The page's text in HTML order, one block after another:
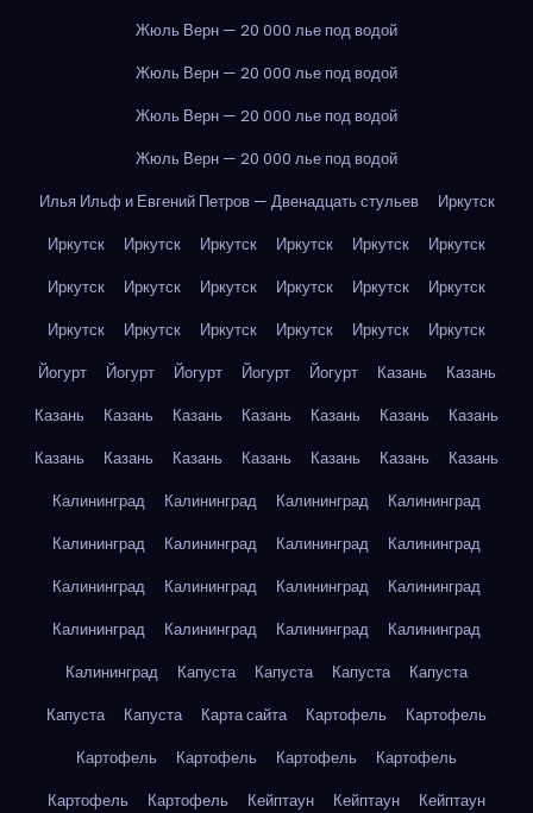
Жюль Верн — 20 000 лье под водой
Жюль Верн — 20 000 лье под водой
Жюль Верн — 20 000 лье под водой
Жюль Верн — 20 000 лье под водой
Илья Ильф и Евгений Петров — Двенадцать стульев
Иркутск
Иркутск
Иркутск Иркутск Иркутск Иркутск
Иркутск
Иркутск
Иркутск Иркутск Иркутск Иркутск
Иркутск
Иркутск
Иркутск Иркутск Иркутск Иркутск
Иркутск
Йогурт
Йогурт Йогурт Йогурт Йогурт Казань
Казань
Казань
Казань Казань Казань Казань Казань
Казань
Казань
Казань Казань Казань Казань Казань
Казань
Калининград
Калининград Калининград
Калининград
Калининград
Калининград Калининград
Калининград
Калининград
Калининград Калининград
Калининград
Калининград
Калининград Калининград
Калининград
Калининград
Капуста Капуста Капуста
Капуста
Капуста
Капуста Карта сайта Картофель
Картофель
Картофель
Картофель Картофель
Картофель
Картофель
Картофель Кейптаун Кейптаун
Кейптаун